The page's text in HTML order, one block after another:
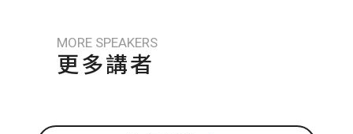
MORE SPEAKERS
更多講者